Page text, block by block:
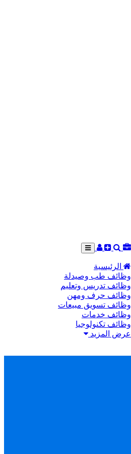
الرئيسية
وظائف طب وصيدلة
وظائف تدريس وتعليم
وظائف حرف ومهن
وظائف تسويق مبيعات
وظائف خدمات
وظائف تكنولوجيا
عرض المزيد